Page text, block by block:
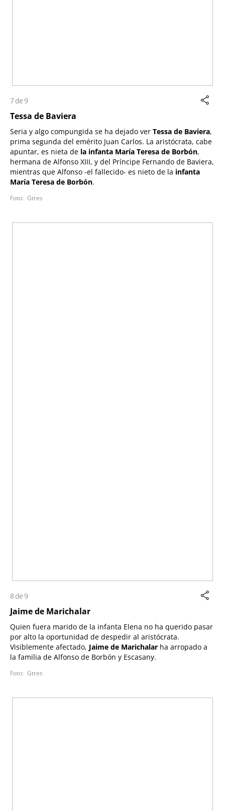
7 de 9
Tessa de Baviera
Seria y algo compungida se ha dejado ver Tessa de Baviera,
prima segunda del emérito Juan Carlos. La aristócrata, cabe
apuntar, es nieta de la infanta María Teresa de Borbón,
hermana de Alfonso XIII, y del Príncipe Fernando de Baviera,
mientras que Alfonso -el fallecido- es nieto de la infanta
María Teresa de Borbón.
Gtres
8 de 9
Jaime de Marichalar
Quien fuera marido de la infanta Elena no ha querido pasar
por alto la oportunidad de despedir al aristócrata.
Visiblemente afectado, Jaime de Marichalar ha arropado a
la familia de Alfonso de Borbón y Escasany.
Gtres